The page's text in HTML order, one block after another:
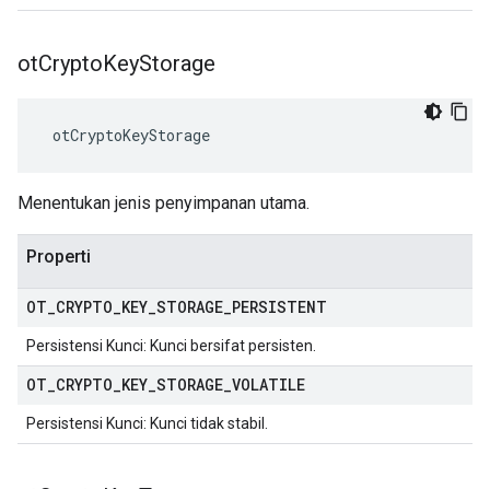
otCryptoKeyStorage
otCryptoKeyStorage
Menentukan jenis penyimpanan utama.
Properti
OT CRYPTO KEY STORAGE PERSISTENT
Persistensi Kunci: Kunci bersifat persisten.
OT CRYPTO KEY STORAGE VOLATILE
Persistensi Kunci: Kunci tidak stabil.